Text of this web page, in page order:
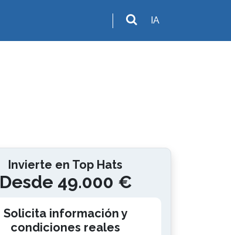
IA
Invierte en Top Hats
Desde 49.000 €
Solicita información y
condiciones reales